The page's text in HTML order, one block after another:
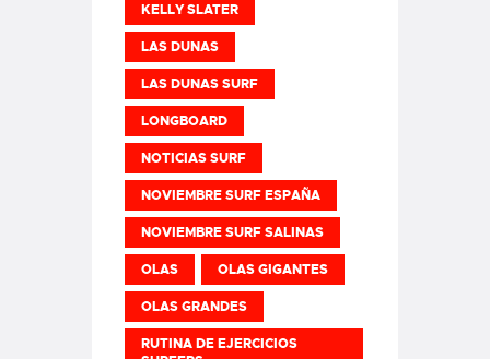
KELLY SLATER
LAS DUNAS
LAS DUNAS SURF
LONGBOARD
NOTICIAS SURF
NOVIEMBRE SURF ESPAÑA
NOVIEMBRE SURF SALINAS
OLAS OLAS GIGANTES
OLAS GRANDES
RUTINA DE EJERCICIOS